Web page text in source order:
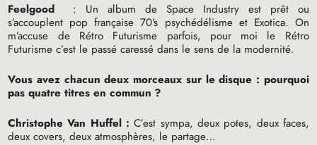
Feelgood
: Un album de Space Industry est prêt ou
s’accouplent pop française 70’s psychédélisme et Exotica. On
m’accuse de Rétro Futurisme parfois, pour moi le Rétro
Futurisme c’est le passé caressé dans le sens de la modernité.
Vous avez chacun deux morceaux sur le disque : pourquoi
pas quatre titres en commun ?
Christophe Van Huffel : C’est sympa, deux potes, deux faces,
deux covers, deux atmosphères, le partage…